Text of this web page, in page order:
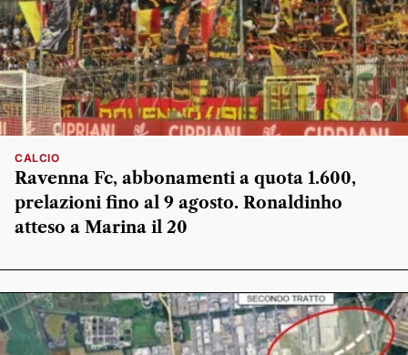
CALCIO
Ravenna Fc, abbonamenti a quota 1.600,
prelazioni fino al 9 agosto. Ronaldinho
atteso a Marina il 20